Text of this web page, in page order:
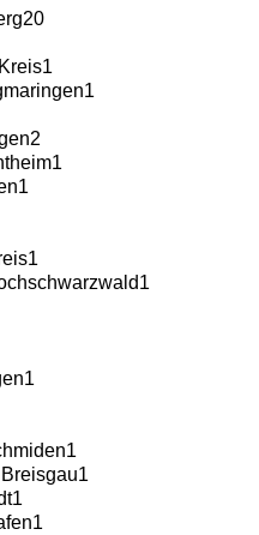
20
1
1
2
1
1
1
1
1
1
1
1
1